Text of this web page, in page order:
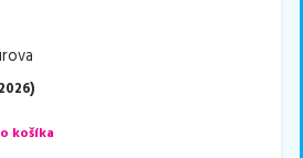
)
košíka